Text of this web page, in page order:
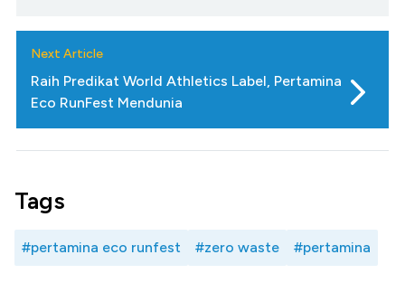
Next Article
Raih Predikat World Athletics Label, Pertamina
Eco RunFest Mendunia
Tags
#pertamina eco runfest #zero waste #pertamina